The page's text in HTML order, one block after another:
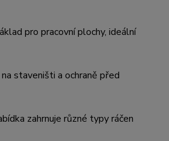
pro pracovní plochy, ideální
staveništi a ochraně před
zahrnuje různé typy ráčen